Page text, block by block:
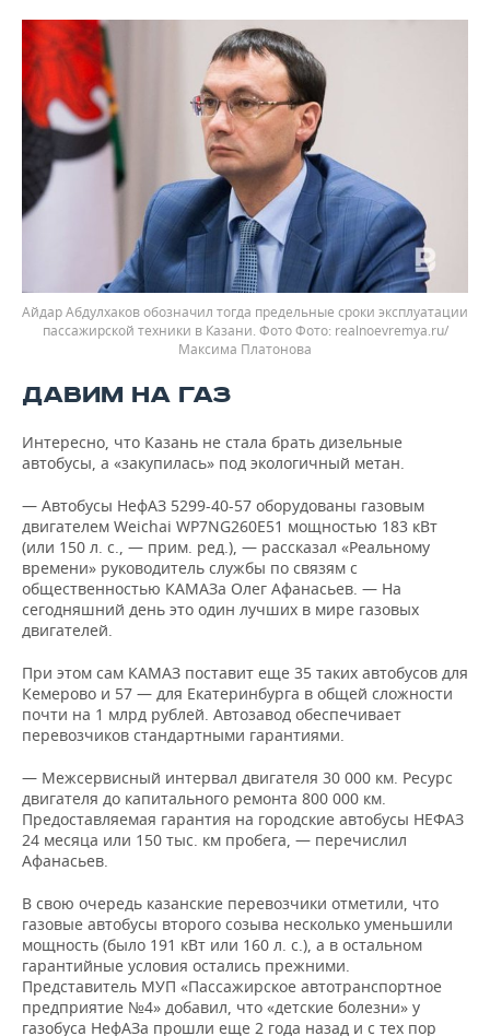
Айдар Абдулхаков обозначил тогда предельные сроки эксплуатации
пассажирской техники в Казани. Фото
realnoevremya.ru/
Максима Платонова
ДАВИМ НА ГАЗ
Интересно, что Казань не стала брать дизельные
автобусы, а «закупилась» под экологичный метан.
— Автобусы НефАЗ 5299-40-57 оборудованы газовым
двигателем Weichai WP7NG260E51 мощностью 183 кВт
(или 150 л. с., — прим. ред.), — рассказал «Реальному
времени» руководитель службы по связям с
общественностью КАМАЗа Олег Афанасьев. — На
сегодняшний день это один лучших в мире газовых
двигателей.
При этом сам КАМАЗ поставит еще 35 таких автобусов для
Кемерово и 57 — для Екатеринбурга в общей сложности
почти на 1 млрд рублей. Автозавод обеспечивает
перевозчиков стандартными гарантиями.
— Межсервисный интервал двигателя 30 000 км. Ресурс
двигателя до капитального ремонта 800 000 км.
Предоставляемая гарантия на городские автобусы НЕФАЗ
24 месяца или 150 тыс. км пробега, — перечислил
Афанасьев.
В свою очередь казанские перевозчики отметили, что
газовые автобусы второго созыва несколько уменьшили
мощность (было 191 кВт или 160 л. с.), а в остальном
гарантийные условия остались прежними.
Представитель МУП «Пассажирское автотранспортное
предприятие №4» добавил, что «детские болезни» у
газобуса НефАЗа прошли еще 2 года назад и с тех пор